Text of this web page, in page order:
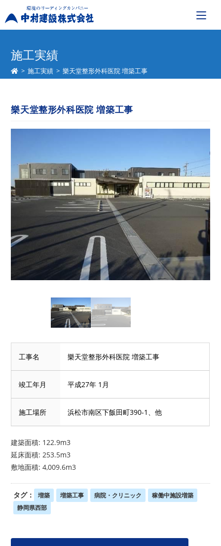
施工実績
> 施工実績 > 樂天堂整形外科医院 増築工事
樂天堂整形外科医院 増築工事
工事名 樂天堂整形外科医院 増築工事
竣工年月 平成27年 1月
施工場所 浜松市南区下飯田町390-1、他
建築面積: 122.9m3
延床面積: 253.5m3
敷地面積: 4,009.6m3
タグ： 増築 増築工事 病院・クリニック
稼働中施設増築
静岡県西部